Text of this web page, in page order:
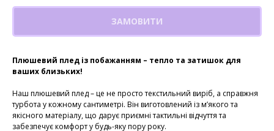
ЗАМОВИТИ
Плюшевий плед із побажанням – тепло та затишок для
ваших близьких!
Наш плюшевий плед – це не просто текстильний виріб, а справжня
турбота у кожному сантиметрі. Він виготовлений із м’якого та
якісного матеріалу, що дарує приємні тактильні відчуття та
забезпечує комфорт у будь-яку пору року.